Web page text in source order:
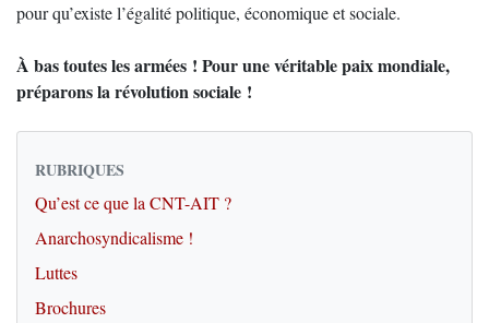
pour qu’existe l’égalité politique, économique et sociale.
À bas toutes les armées ! Pour une véritable paix mondiale,
préparons la révolution sociale !
RUBRIQUES
Qu’est ce que la CNT-AIT ?
Anarchosyndicalisme !
Luttes
Brochures